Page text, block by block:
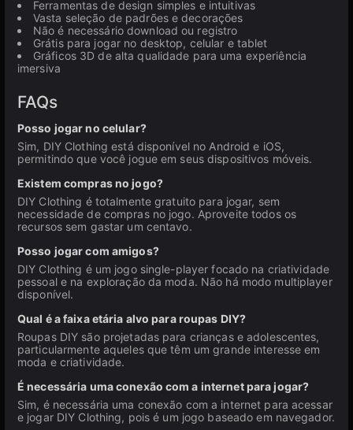
Ferramentas de design simples e intuitivas
Vasta seleção de padrões e decorações
Não é necessário download ou registro
Grátis para jogar no desktop, celular e tablet
Gráficos 3D de alta qualidade para uma experiência
imersiva
FAQs
Posso jogar no celular?
Sim, DIY Clothing está disponível no Android e iOS,
permitindo que você jogue em seus dispositivos móveis.
Existem compras no jogo?
DIY Clothing é totalmente gratuito para jogar, sem
necessidade de compras no jogo. Aproveite todos os
recursos sem gastar um centavo.
Posso jogar com amigos?
DIY Clothing é um jogo single-player focado na criatividade
pessoal e na exploração da moda. Não há modo multiplayer
disponível.
Qual é a faixa etária alvo para roupas DIY?
Roupas DIY são projetadas para crianças e adolescentes,
particularmente aqueles que têm um grande interesse em
moda e criatividade.
É necessária uma conexão com a internet para jogar?
Sim, é necessária uma conexão com a internet para acessar
e jogar DIY Clothing, pois é um jogo baseado em navegador.